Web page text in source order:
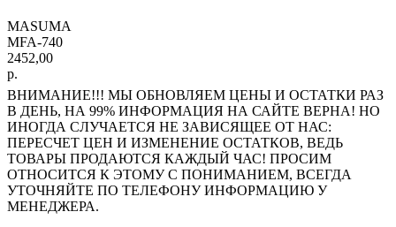
MASUMA
MFA-740
2452,00
р.
ВНИМАНИЕ!!! МЫ ОБНОВЛЯЕМ ЦЕНЫ И ОСТАТКИ РАЗ
В ДЕНЬ, НА 99% ИНФОРМАЦИЯ НА САЙТЕ ВЕРНА! НО
ИНОГДА СЛУЧАЕТСЯ НЕ ЗАВИСЯЩЕЕ ОТ НАС:
ПЕРЕСЧЕТ ЦЕН И ИЗМЕНЕНИЕ ОСТАТКОВ, ВЕДЬ
ТОВАРЫ ПРОДАЮТСЯ КАЖДЫЙ ЧАС! ПРОСИМ
ОТНОСИТСЯ К ЭТОМУ С ПОНИМАНИЕМ, ВСЕГДА
УТОЧНЯЙТЕ ПО ТЕЛЕФОНУ ИНФОРМАЦИЮ У
МЕНЕДЖЕРА.